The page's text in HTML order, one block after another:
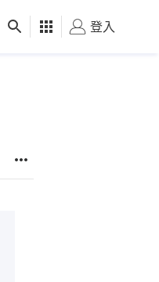
健康 好食玩飛
登入